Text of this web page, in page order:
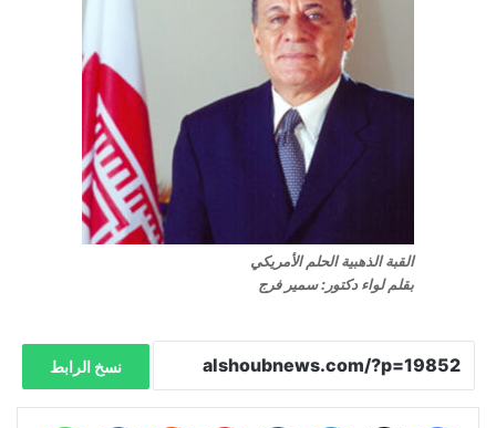
القبة الذهبية الحلم الأمريكي
بقلم لواء دكتور: سمير فرج
نسخ الرابط